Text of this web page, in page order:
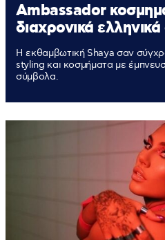
Ambassador
διαχρονικά
Η εκθαμβωτική Shaya σαν
styling και κοσμήματα με
σύμβολα.